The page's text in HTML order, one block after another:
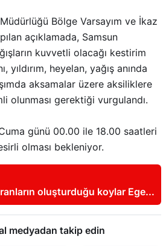
Bölge Varsayım ve İkaz
açıklamada, Samsun
kuvvetli olacağı kestirim
yıldırım, heyelan, yağış anında
aksamalar üzere aksiliklere
olunması gerektiği vurgulandı.
günü 00.00 ile 18.00 saatleri
olması bekleniyor.
oluşturduğu koylar Ege
medyadan takip edin